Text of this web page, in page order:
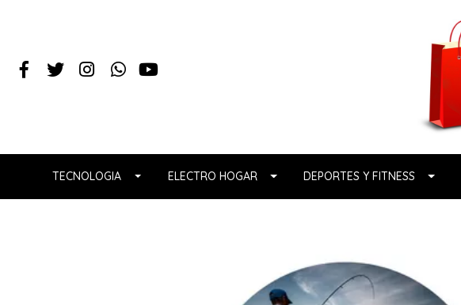
TECNOLOGIA ELECTRO HOGAR DEPORTES Y FITNESS